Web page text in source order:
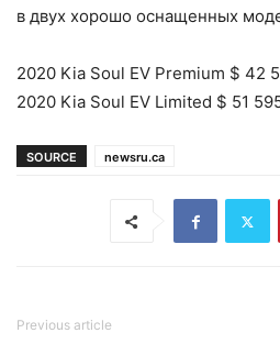
в двух хорошо оснащенных
2020 Kia Soul EV Premium $ 42
2020 Kia Soul EV Limited $ 51
SOURCE newsru.ca
Previous article